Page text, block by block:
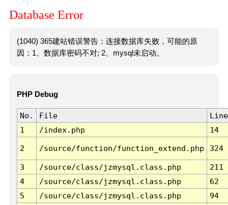
Database Error
(1040) 365建站错误警告：连接数据库失败，可能的原
因：1、数据库密码不对; 2、mysql未启动。
PHP Debug
No. File
Line
1
/index.php 14
2 /source/function/function_extend.php 324
3 /source/class/jzmysql.class.php
211
4
/source/class/jzmysql.class.php
62
5
/source/class/jzmysql.class.php
94